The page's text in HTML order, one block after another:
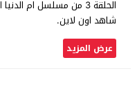
الحلقة 3 من مسلسل ام
شاهد اون لاين.
عرض المزيد